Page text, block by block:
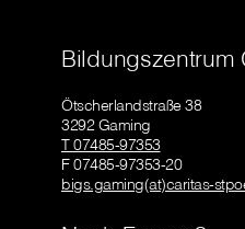
Bildungszentrum
Ötscherlandstraße 38
3292 Gaming
T 07485-97353
F 07485-97353-20
bigs.gaming(at)caritas-